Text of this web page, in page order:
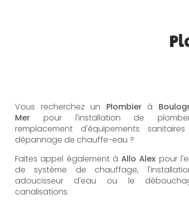
Vous recherchez un Plombierà
Mer pour l'installation de
remplacement d'équipements
dépannage de chauffe-eau ?
Faites appel également àAllo Alex pour
de système de chauffage,
adoucisseur d'eau ou le
canalisations.